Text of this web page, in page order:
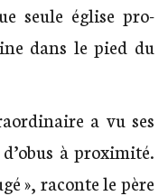
seule église pro-
dans le pied du
a vu ses
à proximité.
», raconte le père